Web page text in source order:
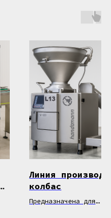
Линия
колбас
Предназначена для